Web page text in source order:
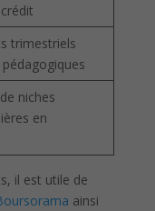
trimestriels
niches
en
il est utile de
ainsi